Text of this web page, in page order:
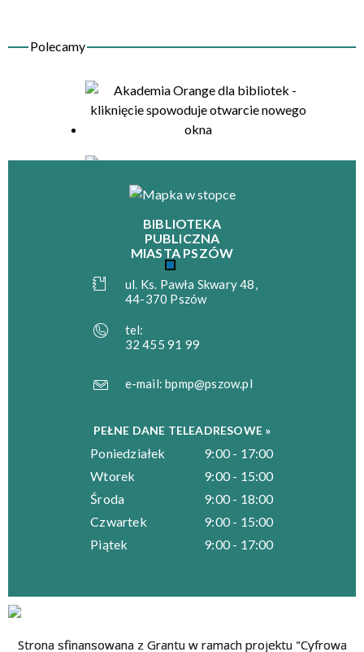
BIBLIOTEKA
PUBLICZNA
MIASTA PSZÓW
ul. Ks. Pawła Skwary 48,
44-370 Pszów
tel:
32 455 91 99
e-mail:bpmp@pszow.pl
PEŁNE DANE TELEADRESOWE »
Poniedziałek
9:00 - 17:00
Wtorek
9:00 - 15:00
Środa
9:00 - 18:00
Czwartek
9:00 - 15:00
Piątek
9:00 - 17:00
Strona sfinansowana z Grantu w ramach projektu "Cyfrowa